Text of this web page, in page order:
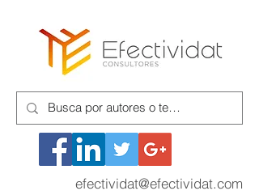
efectividat@efectividat.com